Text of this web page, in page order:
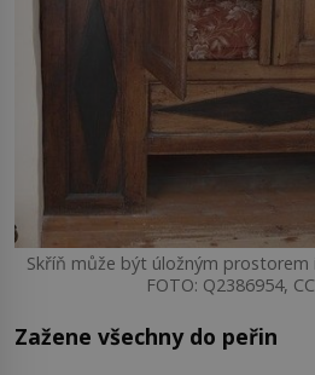
Skříň může být úložným
FOTO: Q2386954,
Zažene všechny do peřin